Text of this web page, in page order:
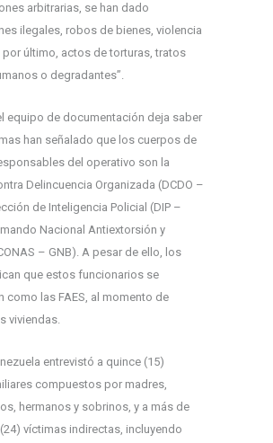
arbitrarias, se han dado
ilegales, robos de bienes, violencia
por último, actos de torturas, tratos
o degradantes”.
equipo de documentación deja saber
han señalado que los cuerpos de
del operativo son la
Delincuencia Organizada (DCDO –
de Inteligencia Policial (DIP –
Nacional Antiextorsión y
– GNB). A pesar de ello, los
que estos funcionarios se
como las FAES, al momento de
viviendas.
entrevistó a quince (15)
compuestos por madres,
hermanos y sobrinos, y a más de
víctimas indirectas, incluyendo